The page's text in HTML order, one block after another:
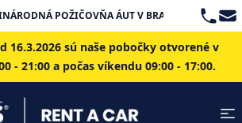
POŽIČOVŇA ÁUT V BRATISLAVE
16.3.2026 sú naše pobočky otvorené v
- 21:00 a počas víkendu 09:00 - 17:00.